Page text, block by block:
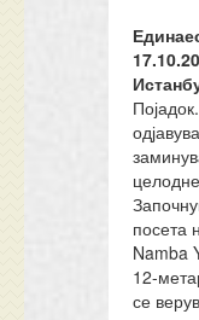
посета
Namba
12-
се